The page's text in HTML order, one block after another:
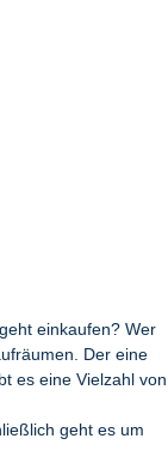
einkaufen? Wer
Der eine
es eine Vielzahl von
geht es um